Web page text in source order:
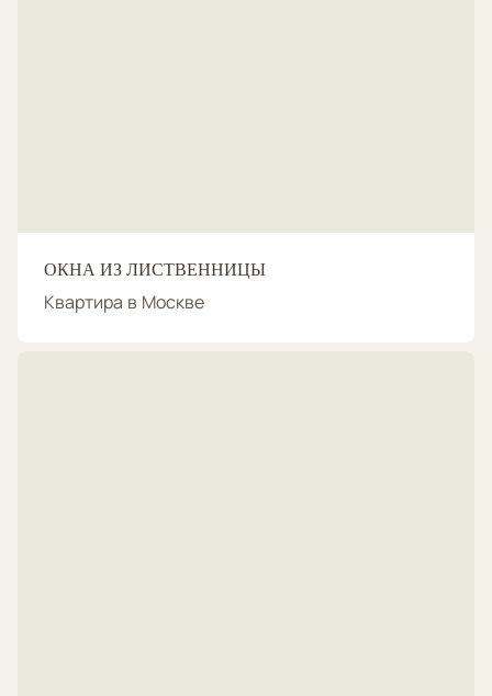
ОКНА ИЗ ЛИСТВЕННИЦЫ
Квартира в Москве